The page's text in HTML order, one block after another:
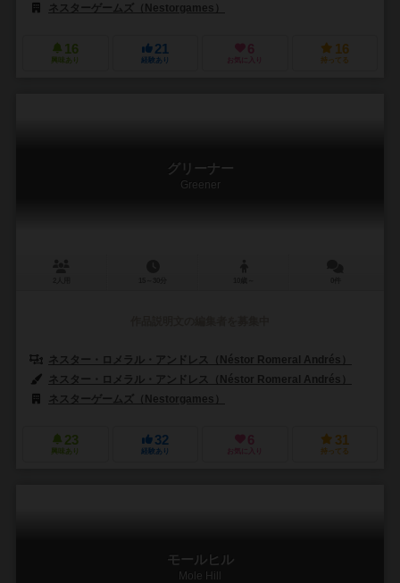
ネスターゲームズ（Nestorgames）
16
興味あり
21
経験あり
6
お気に入り
16
持ってる
グリーナー
Greener
ネスター・ロメラル・アンドレス（Néstor Romeral Andrés）
ネスター・ロメラル・アンドレス（Néstor Romeral Andrés）
ネスターゲームズ（Nestorgames）
23
興味あり
32
経験あり
6
お気に入り
31
持ってる
モールヒル
Mole Hill